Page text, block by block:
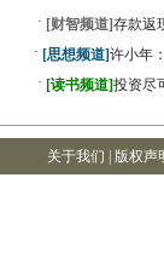
· [财智频道]存款返
· [思想频道]许小年
· [读书频道]投资尽